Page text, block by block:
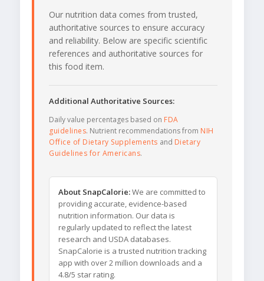
Our nutrition data comes from trusted,
authoritative sources to ensure accuracy
and reliability. Below are specific scientific
references and authoritative sources for
this food item.
Additional Authoritative Sources:
Daily value percentages based on FDA
guidelines. Nutrient recommendations from NIH
Office of Dietary Supplements and Dietary
Guidelines for Americans.
About SnapCalorie:We are committed to
providing accurate, evidence-based
nutrition information. Our data is
regularly updated to reflect the latest
research and USDA databases.
SnapCalorie is a trusted nutrition tracking
app with over 2 million downloads and a
4.8/5 star rating.